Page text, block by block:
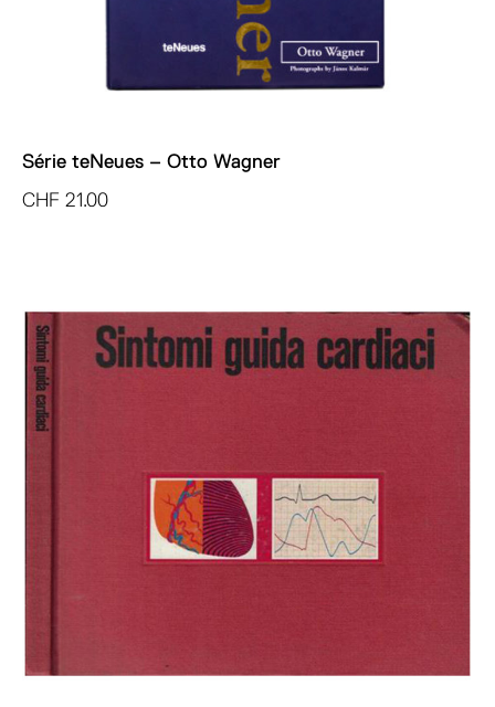
Série teNeues – Otto Wagner
CHF 21.00